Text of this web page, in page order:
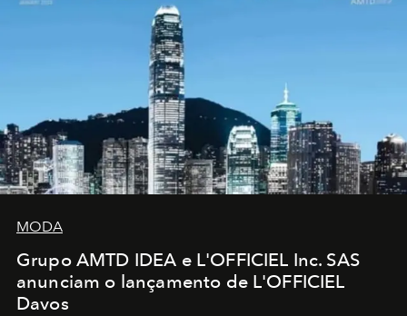
MODA
Grupo AMTD IDEA e L'OFFICIEL Inc. SAS
anunciam o lançamento de L'OFFICIEL
Davos